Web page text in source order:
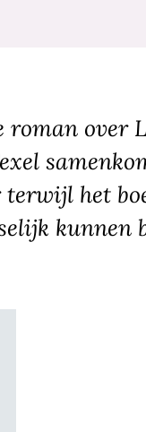
roman over
terwijl het
kunnen